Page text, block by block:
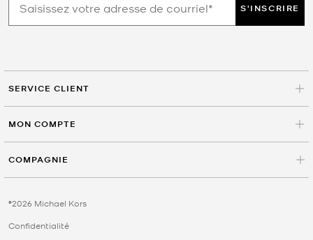
S'INSCRIRE
SERVICE CLIENT
MON COMPTE
COMPAGNIE
©2026 Michael Kors
Confidentialité